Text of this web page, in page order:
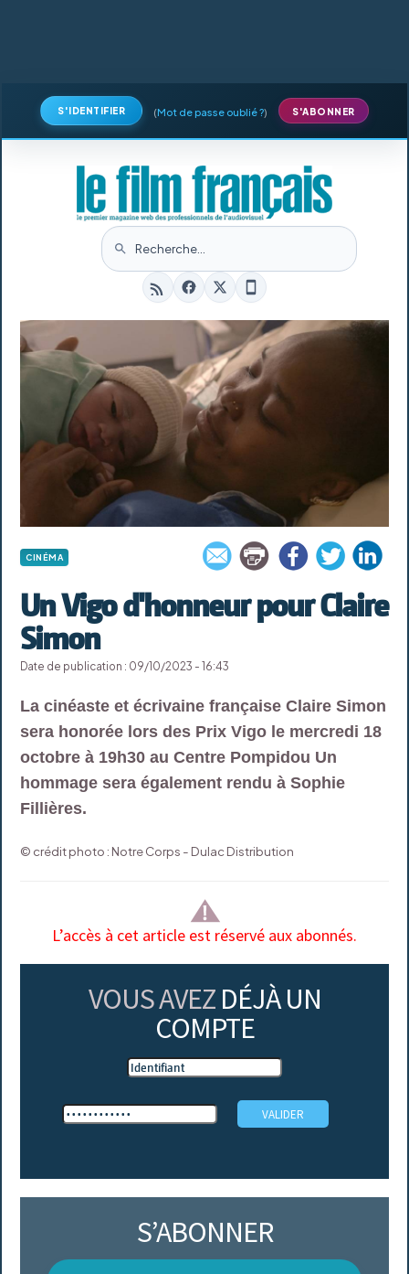
S'IDENTIFIER (Mot de passe oublié ?) S'ABONNER
CINÉMA
Un Vigo d'honneur pour Claire
Simon
Date de publication : 09/10/2023 - 16:43
La cinéaste et écrivaine française Claire Simon
sera honorée lors des Prix Vigo le mercredi 18
octobre à 19h30 au Centre Pompidou Un
hommage sera également rendu à Sophie
Fillières.
© crédit photo : Notre Corps - Dulac Distribution
L’accès à cet article est réservé aux abonnés.
VOUS AVEZ DÉJÀ UN
COMPTE
S’ABONNER